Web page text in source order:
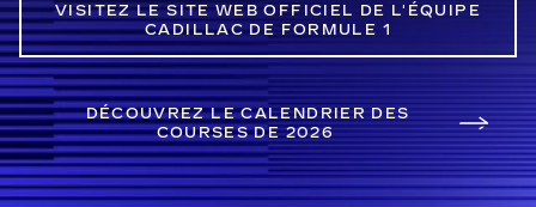
VISITEZ LE SITE WEB OFFICIEL DE L'ÉQUIPE
CADILLAC DE FORMULE 1
DÉCOUVREZ LE CALENDRIER DES
COURSES DE 2026